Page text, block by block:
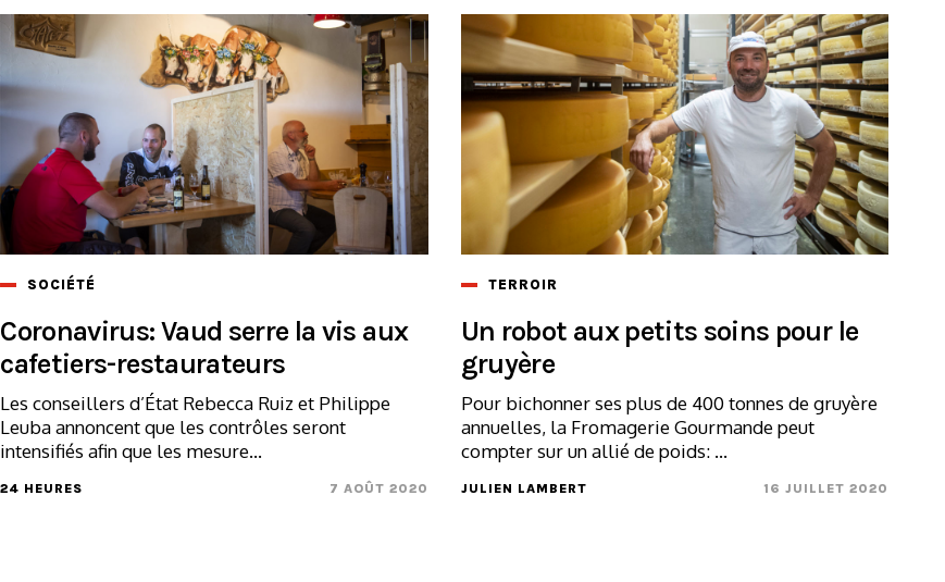
SOCIÉTÉ
Coronavirus: Vaud serre la vis aux
cafetiers-restaurateurs
Les conseillers d’État Rebecca Ruiz et Philippe
Leuba annoncent que les contrôles seront
intensifiés afin que les mesure...
24 HEURES 7 AOÛT 2020
TERROIR
Un robot aux petits soins pour le
gruyère
Pour bichonner ses plus de 400 tonnes de gruyère
annuelles, la Fromagerie Gourmande peut
compter sur un allié de poids: ...
JULIEN LAMBERT 16 JUILLET 2020